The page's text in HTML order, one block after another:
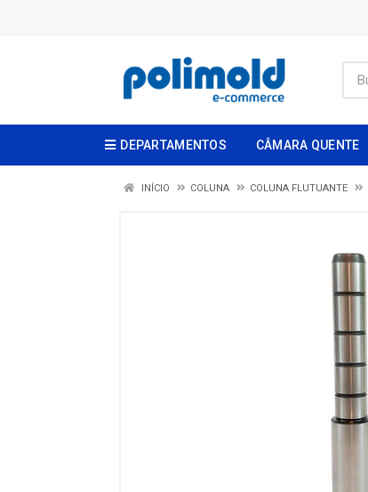
DEPARTAMENTOS CÂMARA QUENTE
INÍCIO COLUNA COLUNA FLUTUANTE